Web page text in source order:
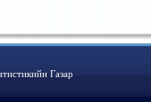
Газар